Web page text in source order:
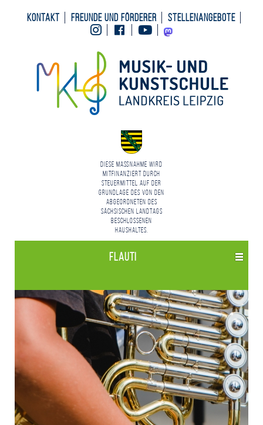
Kontakt Freunde und Förderer
Stellenangebote
InstagramFacebookYoutubeMastodon
Diese Maßnahme wird
mitfinanziert durch
Steuermittel auf der
Grundlage des von den
Abgeordneten des
Sächsischen Landtags
beschlossenen
Haushaltes.
flauti